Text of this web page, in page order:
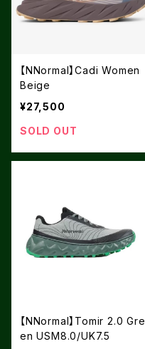
【NNormal】Cadi Women
Beige
¥27,500
SOLD OUT
【NNormal】Tomir 2.0 Gre
en USM8.0/UK7.5